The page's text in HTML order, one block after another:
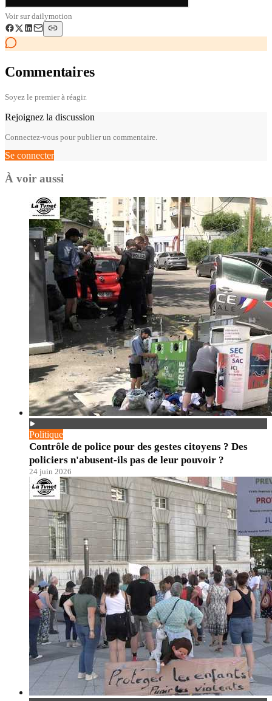
Voir surdailymotion
Commentaires
Soyez le premier à réagir.
Rejoignez la discussion
Connectez-vous pour publier un commentaire.
Se connecter
À voir aussi
Politique
Contrôle de police pour des gestes citoyens ? Des
policiers n'abusent-ils pas de leur pouvoir ?
24 juin 2026